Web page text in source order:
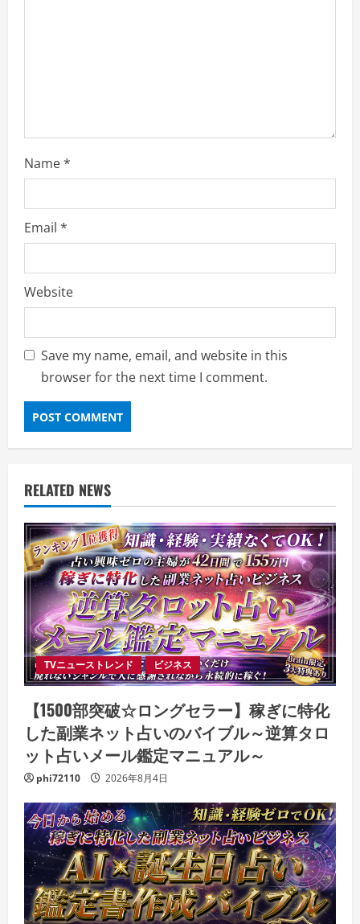
Name*
Email *
Website
Save my name, email, and website in this
browser for the next time I comment.
RELATED NEWS
TVニューストレンド ビジネス
【1500部突破☆ロングセラー】稼ぎに特化
した副業ネット占いのバイブル～逆算タロ
ット占いメール鑑定マニュアル～
phi72110 2026年8月4日